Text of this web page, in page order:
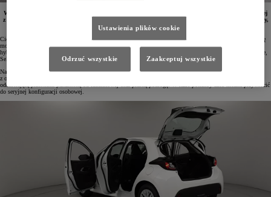
W salonach Toyoty pojawił się nowy model samochodu dostawczego. Jest to Yaris w wersji ciężarowej
z napędem benzynowym lub hybrydowym. Konwersja została wykonana przez polski oddział Toyoty,
dlatego w razie potrzeby w salonach marki z łatwością można przywrócić konfigurację osobową.
Ciężarowa Toyota Yaris to wygodne narzędzie pracy i najtańszy pojazd dostawczy w ofercie marki. Konwersję
można przeprowadzić zarówno w autach z silnikiem benzynowym 1.5 o mocy 125 KM, jak i tych z układem
hybrydowym 1.5 generującym 116 KM mocy. Do wyboru jest kilka wersji wyposażenia: Comfort, Executive,
Selection Style i GR SPORT.
Na czym polega konwersja na wersję ciężarową? W seryjnych Yarisach demontowana jest tylna kanapa
z oparciem oraz pasy bezpieczeństwa dla pasażerów drugiego rzędu. W ich miejsce instaluje się kratę
oddzielającą przestrzeń pasażerską od ładunkowej oraz płaską podłogę. W razie potrzeby auto można przywrócić
do seryjnej konfiguracji osobowej.
Ustawienia plików cookie
Odrzuć wszystkie Zaakceptuj wszystkie